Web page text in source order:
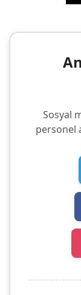
Sosyal
personel